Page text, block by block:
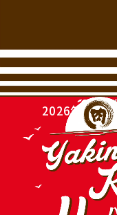
2026年6月